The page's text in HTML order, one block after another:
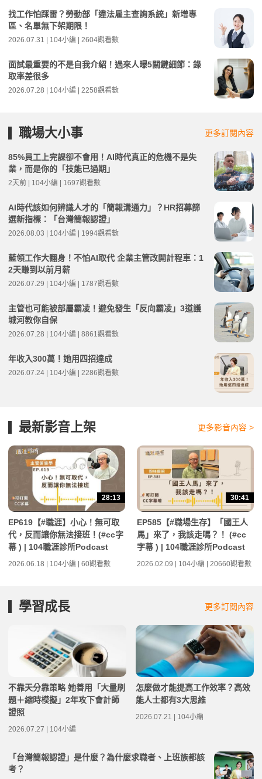
找工作怕踩雷？勞動部「違法雇主查詢系統」新增專
區、名單無下架期限！
2026.07.31 | 104小編 | 2604觀看數
面試最重要的不是自我介紹！過來人曝5關鍵細節：錄
取率差很多
2026.07.28 | 104小編 | 2258觀看數
職場大小事 更多訂閱內容
85%員工上完課卻不會用！AI時代真正的危機不是失
業，而是你的「技能已過期」
2天前 | 104小編 | 1697觀看數
AI時代該如何辨識人才的「簡報溝通力」？HR招募篩
選新指標：「台灣簡報認證」
2026.08.03 | 104小編 | 1994觀看數
藍領工作大翻身！不怕AI取代 企業主管改開計程車：1
2天賺到以前月薪
2026.07.29 | 104小編 | 1787觀看數
主管也可能被部屬霸凌！避免發生「反向霸凌」3道護
城河教你自保
2026.07.28 | 104小編 | 8861觀看數
年收入300萬！她用四招達成
2026.07.24 | 104小編 | 2286觀看數
最新影音上架 更多影音內容 >
28:13
EP619【#職涯】小心！無可取
代，反而讓你無法接班！(#cc字
幕 ) | 104職涯診所Podcast
2026.06.18 | 104小編 | 60觀看數
30:41
EP585【#職場生存】「國王人
馬」來了，我該走嗎？！ (#cc
字幕 ) | 104職涯診所Podcast
2026.02.09 | 104小編 | 20660觀看數
學習成長 更多訂閱內容
不靠天分靠策略 她善用「大量刷
題＋縮時模擬」2年攻下會計師
證照
2026.07.27 | 104小編
怎麼做才能提高工作效率？高效
能人士都有3大思維
2026.07.21 | 104小編
「台灣簡報認證」是什麼？為什麼求職者、上班族都該
考？